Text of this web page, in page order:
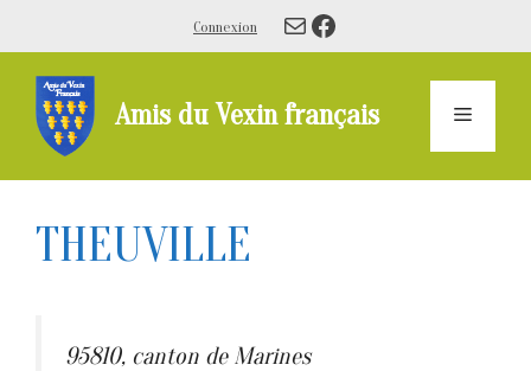
contenu
Connexion E-mailFacebook
Amis du Vexin français Menu
THEUVILLE
95810, canton de Marines